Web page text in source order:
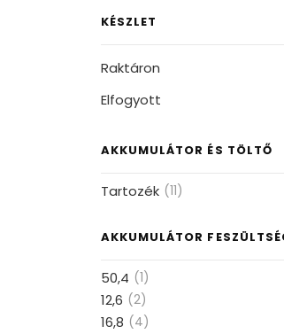
KÉSZLET
Raktáron
Elfogyott
AKKUMULÁTOR ÉS TÖLTŐ
Tartozék (11)
AKKUMULÁTOR
50,4 (1)
12,6 (2)
16,8 (4)